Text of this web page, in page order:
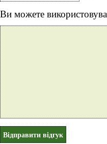
Ви можете